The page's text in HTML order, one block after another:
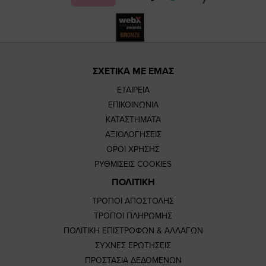
ΣΧΕΤΙΚΑ ΜΕ ΕΜΑΣ
ΕΤΑΙΡΕΙΑ
ΕΠΙΚΟΙΝΩΝΙΑ
ΚΑΤΑΣΤΗΜΑΤΑ
ΑΞΙΟΛΟΓΗΣΕΙΣ
ΟΡΟΙ ΧΡΗΣΗΣ
ΡΥΘΜΙΣΕΙΣ COOKIES
ΠΟΛΙΤΙΚΗ
ΤΡΟΠΟΙ ΑΠΟΣΤΟΛΗΣ
ΤΡΟΠΟΙ ΠΛΗΡΩΜΗΣ
ΠΟΛΙΤΙΚΗ ΕΠΙΣΤΡΟΦΩΝ & ΑΛΛΑΓΩΝ
ΣΥΧΝΕΣ ΕΡΩΤΗΣΕΙΣ
ΠΡΟΣΤΑΣΙΑ ΔΕΔΟΜΕΝΩΝ